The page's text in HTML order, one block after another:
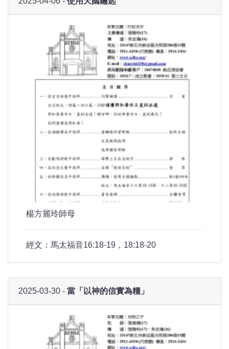
楊方麗玲師母
經文：馬太福音16:18-19，18:18-20
2025-03-30 - 當「以神的信實為糧」